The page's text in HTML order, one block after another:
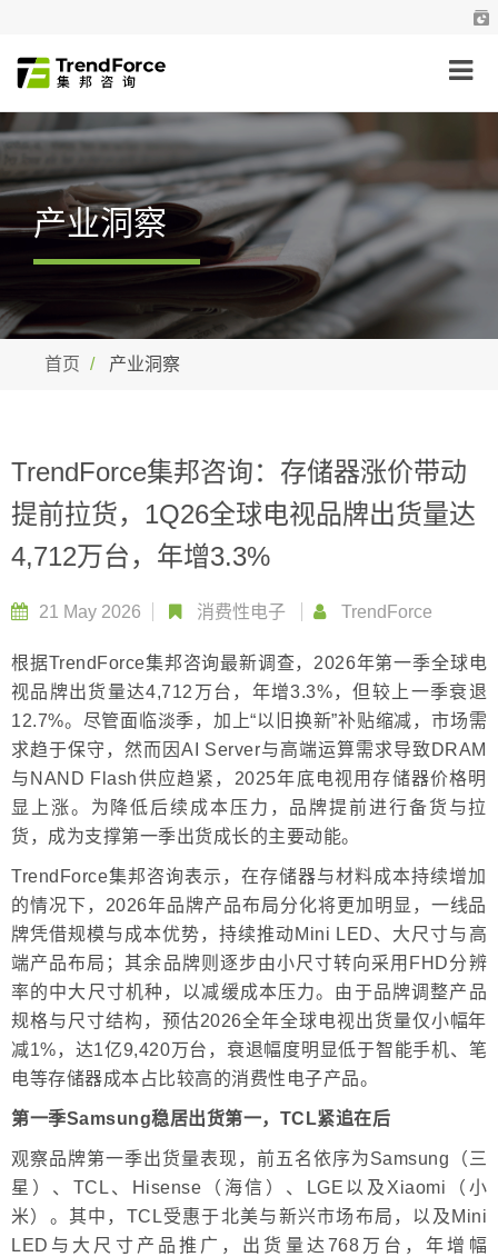
产业洞察
首页 产业洞察
TrendForce集邦咨询：存储器涨价带动
提前拉货，1Q26全球电视品牌出货量达
4,712万台，年增3.3%
21 May 2026 消费性电子 TrendForce
根据TrendForce集邦咨询最新调查，2026年第一季全球电
视品牌出货量达4,712万台，年增3.3%，但较上一季衰退
12.7%。尽管面临淡季，加上“以旧换新”补贴缩减，市场需
求趋于保守，然而因AI Server与高端运算需求导致DRAM
与NAND Flash供应趋紧，2025年底电视用存储器价格明
显上涨。为降低后续成本压力，品牌提前进行备货与拉
货，成为支撑第一季出货成长的主要动能。
TrendForce集邦咨询表示，在存储器与材料成本持续增加
的情况下，2026年品牌产品布局分化将更加明显，一线品
牌凭借规模与成本优势，持续推动Mini LED、大尺寸与高
端产品布局；其余品牌则逐步由小尺寸转向采用FHD分辨
率的中大尺寸机种，以减缓成本压力。由于品牌调整产品
规格与尺寸结构，预估2026全年全球电视出货量仅小幅年
减1%，达1亿9,420万台，衰退幅度明显低于智能手机、笔
电等存储器成本占比较高的消费性电子产品。
第一季Samsung稳居出货第一，TCL紧追在后
观察品牌第一季出货量表现，前五名依序为Samsung（三
星）、TCL、Hisense（海信）、LGE以及Xiaomi（小
米）。其中，TCL受惠于北美与新兴市场布局，以及Mini
LED与大尺寸产品推广，出货量达768万台，年增幅